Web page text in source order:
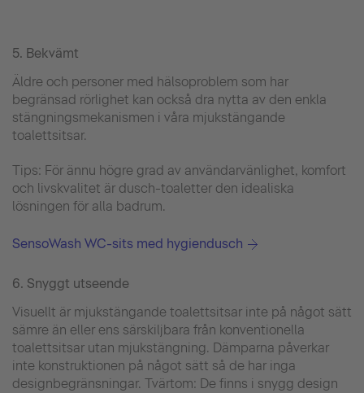
5. Bekvämt
Äldre och personer med hälsoproblem som har
begränsad rörlighet kan också dra nytta av den enkla
stängningsmekanismen i våra mjukstängande
toalettsitsar.
Tips: För ännu högre grad av användarvänlighet, komfort
och livskvalitet är dusch-toaletter den idealiska
lösningen för alla badrum.
SensoWash WC-sits med hygiendusch
6. Snyggt utseende
Visuellt är mjukstängande toalettsitsar inte på något sätt
sämre än eller ens särskiljbara från konventionella
toalettsitsar utan mjukstängning. Dämparna påverkar
inte konstruktionen på något sätt så de har inga
designbegränsningar. Tvärtom: De finns i snygg design